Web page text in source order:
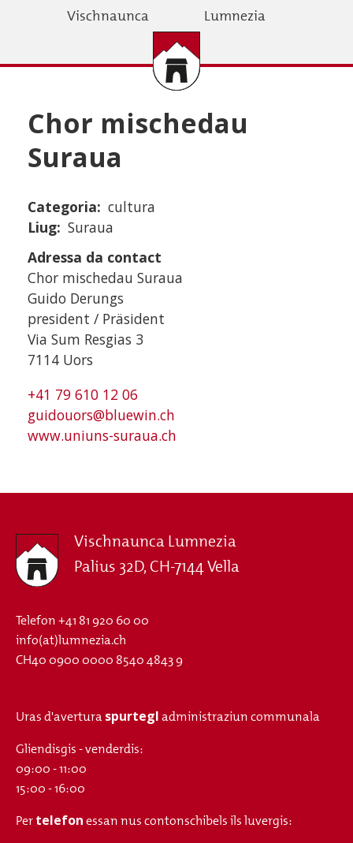
Vischnaunca Lumnezia
Chor mischedau
Suraua
Categoria
cultura
Liug Suraua
Adressa da contact
Chor mischedau Suraua
Guido Derungs
president / Präsident
Via Sum Resgias 3
7114 Uors
+41 79 610 12 06
guidouors@bluewin.ch
www.uniuns-suraua.ch
Vischnaunca Lumnezia
Palius 32D, CH-7144 Vella
Telefon+41 81 920 60 00
info(at)lumnezia.ch
CH40 0900 0000 8540 4843 9
Uras d'averturaspurtegladministraziun communala
Gliendisgis - venderdis:
09:00 - 11:00
15:00 - 16:00
Pertelefonessan nus contonschibels ils luvergis: